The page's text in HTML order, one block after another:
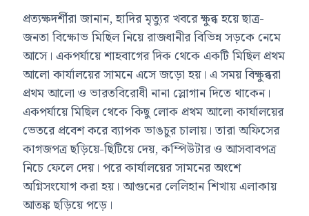
প্রত্যক্ষদর্শীরা জানান, হাদির মৃত্যুর খবরে ক্ষুব্ধ হয়ে ছাত্র-
জনতা বিক্ষোভ মিছিল নিয়ে রাজধানীর বিভিন্ন সড়কে নেমে
আসে। একপর্যায়ে শাহবাগের দিক থেকে একটি মিছিল প্রথম
আলো কার্যালয়ের সামনে এসে জড়ো হয়। এ সময় বিক্ষুব্ধরা
প্রথম আলো ও ভারতবিরোধী নানা স্লোগান দিতে থাকেন।
একপর্যায়ে মিছিল থেকে কিছু লোক প্রথম আলো কার্যালয়ের
ভেতরে প্রবেশ করে ব্যাপক ভাঙচুর চালায়। তারা অফিসের
কাগজপত্র ছড়িয়ে-ছিটিয়ে দেয়, কম্পিউটার ও আসবাবপত্র
নিচে ফেলে দেয়। পরে কার্যালয়ের সামনের অংশে
অগ্নিসংযোগ করা হয়। আগুনের লেলিহান শিখায় এলাকায়
আতঙ্ক ছড়িয়ে পড়ে।